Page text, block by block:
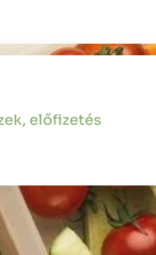
előfizetés